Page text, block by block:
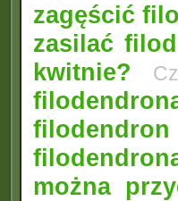
zagęścić
zasilać
kwitnie?
można